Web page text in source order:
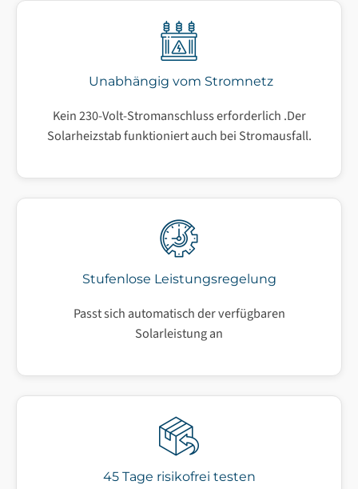
Unabhängig vom Stromnetz
Kein 230-Volt-Stromanschluss erforderlich .Der
Solarheizstab funktioniert auch bei Stromausfall.
Stufenlose Leistungsregelung
Passt sich automatisch der verfügbaren
Solarleistung an
45 Tage risikofrei testen